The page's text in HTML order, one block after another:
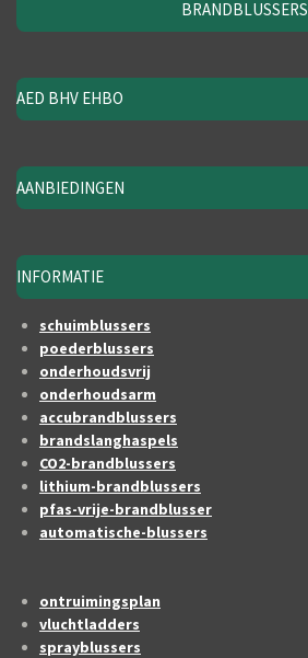
BRANDBLUSSERS
AED BHV EHBO
AANBIEDINGEN
INFORMATIE
schuimblussers
poederblussers
onderhoudsvrij
onderhoudsarm
accubrandblussers
brandslanghaspels
CO2-brandblussers
lithium-brandblussers
pfas-vrije-brandblusser
automatische-blussers
ontruimingsplan
vluchtladders
sprayblussers